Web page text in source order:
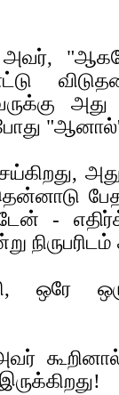
அவர்,
-
நிருபரிடம்
ஒரே